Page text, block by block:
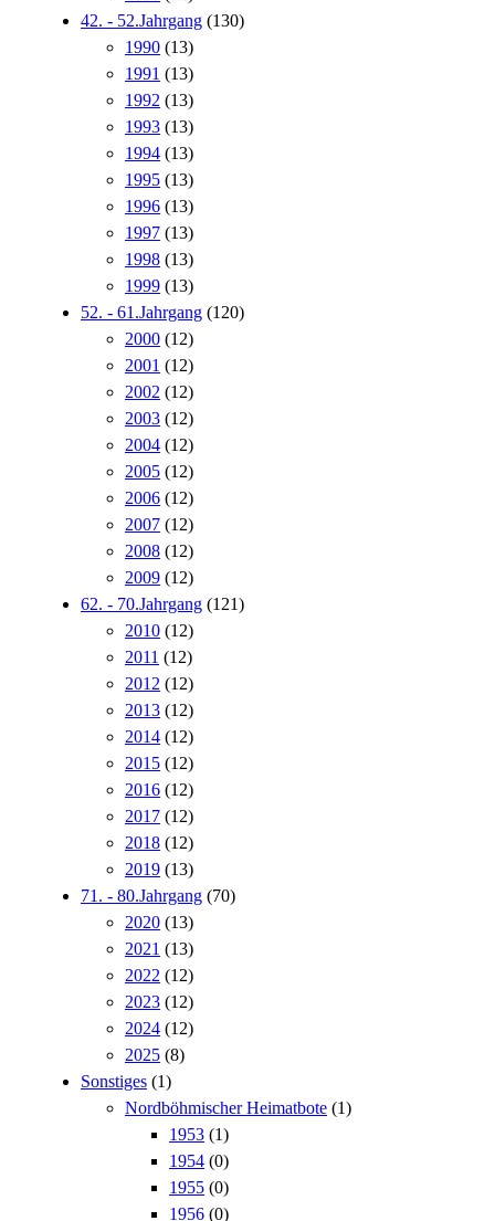
42. - 52.Jahrgang (130)
1990 (13)
1991 (13)
1992 (13)
1993 (13)
1994 (13)
1995 (13)
1996 (13)
1997 (13)
1998 (13)
1999 (13)
52. - 61.Jahrgang (120)
2000 (12)
2001 (12)
2002 (12)
2003 (12)
2004 (12)
2005 (12)
2006 (12)
2007 (12)
2008 (12)
2009 (12)
62. - 70.Jahrgang (121)
2010 (12)
2011 (12)
2012 (12)
2013 (12)
2014 (12)
2015 (12)
2016 (12)
2017 (12)
2018 (12)
2019 (13)
71. - 80.Jahrgang (70)
2020 (13)
2021 (13)
2022 (12)
2023 (12)
2024 (12)
2025 (8)
Sonstiges (1)
Nordböhmischer Heimatbote (1)
1953 (1)
1954 (0)
1955 (0)
1956 (0)